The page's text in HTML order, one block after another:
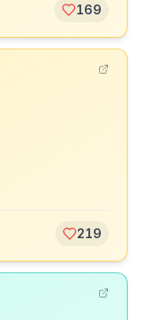
169
219